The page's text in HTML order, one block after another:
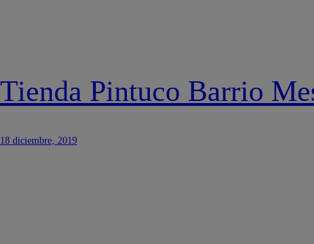
Tienda Pintuco Barrio
18 diciembre, 2019